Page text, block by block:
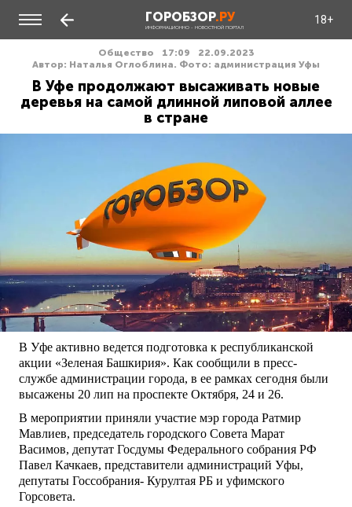
ГОРОБЗОР.РУ
ИНФОРМАЦИОННО - НОВОСТНОЙ ПОРТАЛ
18+
Общество 17:09
22.09.2023
Автор: Наталья Оглоблина. Фото: администрация Уфы
В Уфе продолжают высаживать новые
деревья на самой длинной липовой аллее
в стране
В Уфе активно ведется подготовка к республиканской
акции «Зеленая Башкирия». Как сообщили в пресс-
службе администрации города, в ее рамках сегодня были
высажены 20 лип на проспекте Октября, 24 и 26.
В мероприятии приняли участие мэр города Ратмир
Мавлиев, председатель городского Совета Марат
Васимов, депутат Госдумы Федерального собрания РФ
Павел Качкаев, представители администраций Уфы,
депутаты Госсобрания- Курултая РБ и уфимского
Горсовета.